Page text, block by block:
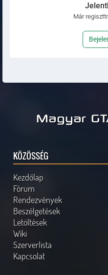
Már
Magyar
KÖZÖSSÉG
Kezdőlap
Fórum
Rendezvények
Beszélgetések
Letöltések
Wiki
Szerverlista
Kapcsolat